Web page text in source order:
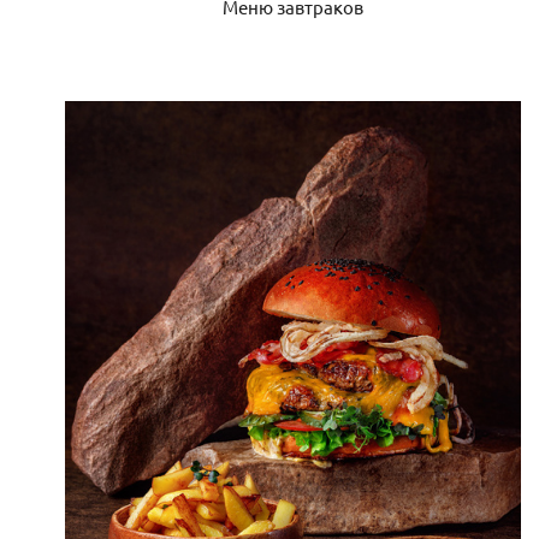
Меню завтраков